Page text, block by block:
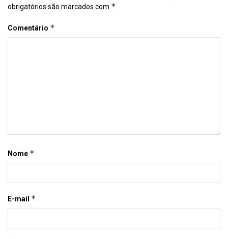
obrigatórios são marcados com *
Comentário *
Nome *
E-mail *